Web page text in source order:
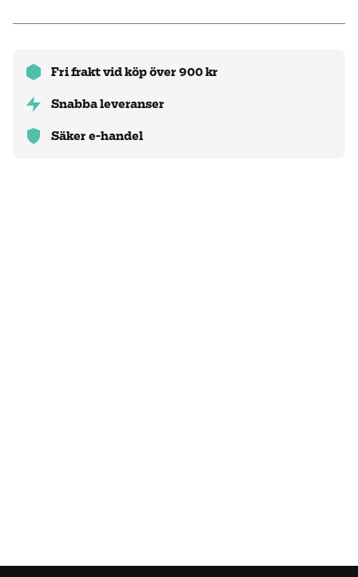
Fri frakt vid köp över 900 kr
Snabba leveranser
Säker e-handel